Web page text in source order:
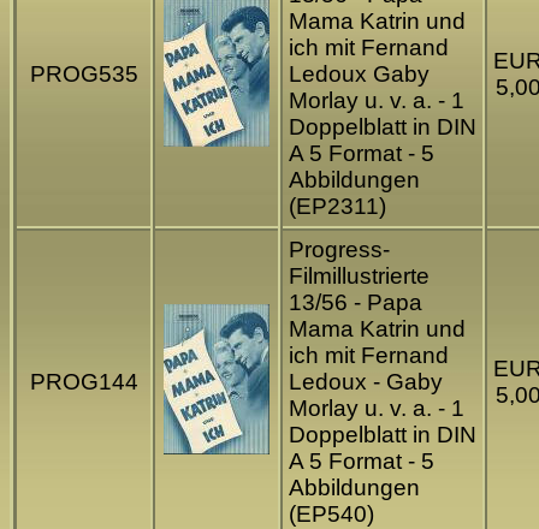
PROG535
Mama Katrin und
ich mit Fernand
Ledoux Gaby
Morlay u. v. a. - 1
Doppelblatt in DIN
A 5 Format - 5
Abbildungen
(EP2311)
PROG144
Progress-
Filmillustrierte
13/56 - Papa
Mama Katrin und
ich mit Fernand
Ledoux - Gaby
Morlay u. v. a. - 1
Doppelblatt in DIN
A 5 Format - 5
Abbildungen
(EP540)